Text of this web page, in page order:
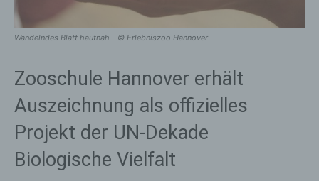
Wandelndes Blatt hautnah - © Erlebniszoo Hannover
Zooschule Hannover erhält
Auszeichnung als offizielles
Projekt der UN-Dekade
Biologische Vielfalt